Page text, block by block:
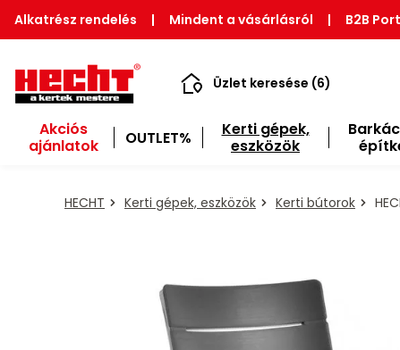
Alkatrész rendelés | Mindent a vásárlásról | B2B
Üzlet keresése (6)
Akciós
ajánlatok
OUTLET%
Kerti gépek,
eszközök
HECHT Kerti gépek, eszközök Kerti bútorok